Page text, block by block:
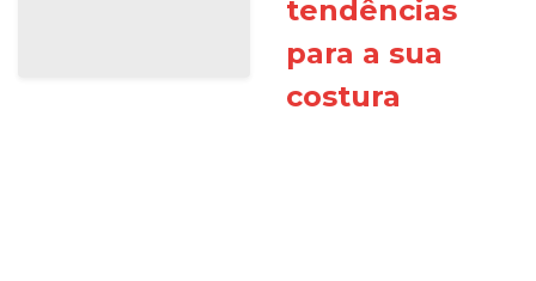
tendências
para a sua
costura